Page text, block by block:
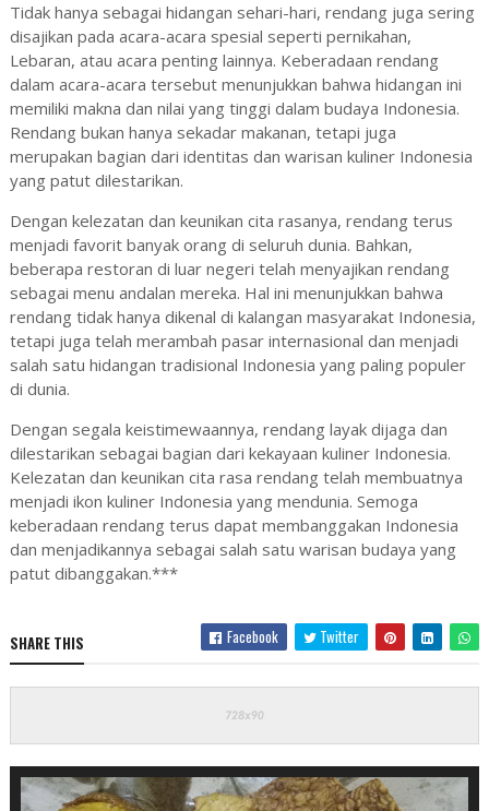
Tidak hanya sebagai hidangan sehari-hari, rendang juga sering
disajikan pada acara-acara spesial seperti pernikahan,
Lebaran, atau acara penting lainnya. Keberadaan rendang
dalam acara-acara tersebut menunjukkan bahwa hidangan ini
memiliki makna dan nilai yang tinggi dalam budaya Indonesia.
Rendang bukan hanya sekadar makanan, tetapi juga
merupakan bagian dari identitas dan warisan kuliner Indonesia
yang patut dilestarikan.
Dengan kelezatan dan keunikan cita rasanya, rendang terus
menjadi favorit banyak orang di seluruh dunia. Bahkan,
beberapa restoran di luar negeri telah menyajikan rendang
sebagai menu andalan mereka. Hal ini menunjukkan bahwa
rendang tidak hanya dikenal di kalangan masyarakat Indonesia,
tetapi juga telah merambah pasar internasional dan menjadi
salah satu hidangan tradisional Indonesia yang paling populer
di dunia.
Dengan segala keistimewaannya, rendang layak dijaga dan
dilestarikan sebagai bagian dari kekayaan kuliner Indonesia.
Kelezatan dan keunikan cita rasa rendang telah membuatnya
menjadi ikon kuliner Indonesia yang mendunia. Semoga
keberadaan rendang terus dapat membanggakan Indonesia
dan menjadikannya sebagai salah satu warisan budaya yang
patut dibanggakan.***
SHARE THIS Facebook Twitter